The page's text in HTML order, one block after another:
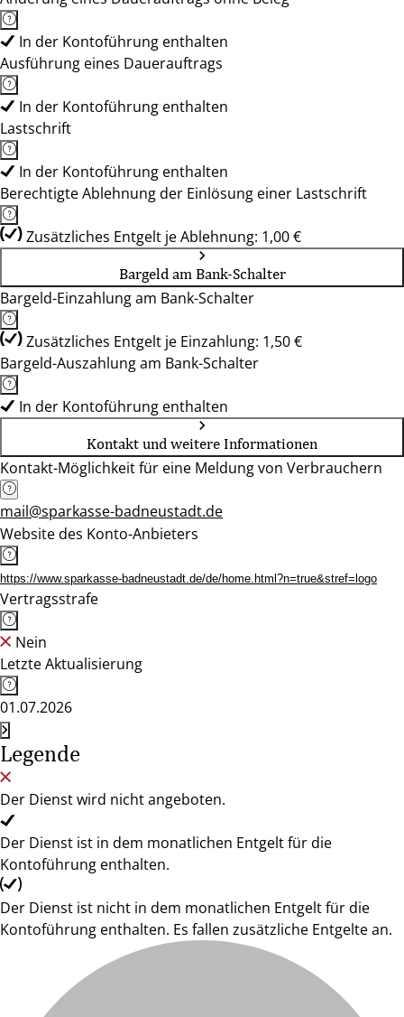
In der Kontoführung enthalten
Ausführung eines Dauerauftrags
In der Kontoführung enthalten
Lastschrift
In der Kontoführung enthalten
Berechtigte Ablehnung der Einlösung einer Lastschrift
Zusätzliches Entgelt je Ablehnung: 1,00 €
Bargeld am Bank-Schalter
Bargeld-Einzahlung am Bank-Schalter
Zusätzliches Entgelt je Einzahlung: 1,50 €
Bargeld-Auszahlung am Bank-Schalter
In der Kontoführung enthalten
Kontakt und weitere Informationen
Kontakt-Möglichkeit für eine Meldung von Verbrauchern
mail@sparkasse-badneustadt.de
Website des Konto-Anbieters
https://www.sparkasse-badneustadt.de/de/home.html?n=true&stref=logo
Vertragsstrafe
Nein
Letzte Aktualisierung
01.07.2026
Legende
Der Dienst wird nicht angeboten.
Der Dienst ist in dem monatlichen Entgelt für die
Kontoführung enthalten.
Der Dienst ist nicht in dem monatlichen Entgelt für die
Kontoführung enthalten. Es fallen zusätzliche Entgelte an.